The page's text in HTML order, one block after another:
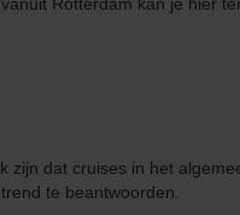
zijn dat cruises in het
te beantwoorden.